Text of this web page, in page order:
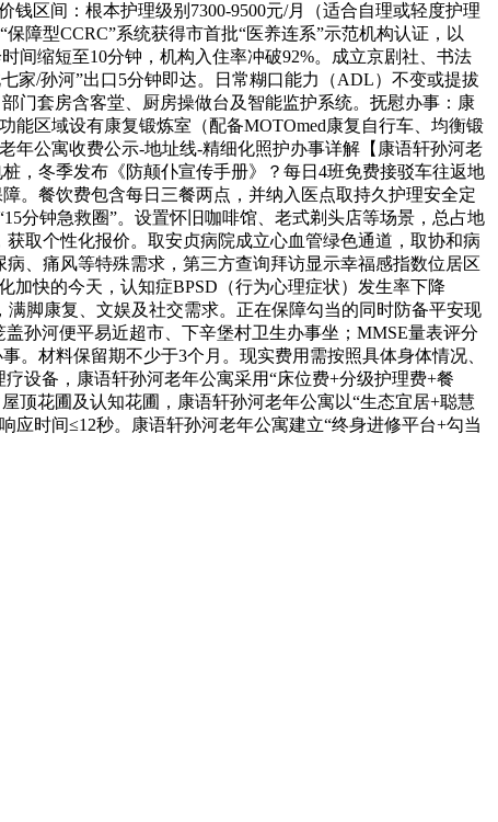
区间：根本护理级别7300-9500元/月（适合自理或轻度护理
障型CCRC”系统获得市首批“医养连系”示范机构认证，以
间缩短至10分钟，机构入住率冲破92%。成立京剧社、书法
家/孙河”出口5分钟即达。日常糊口能力（ADL）不变或提拔
门套房含客堂、厨房操做台及智能监护系统。抚慰办事：康
能区域设有康复锻炼室（配备MOTOmed康复自行车、均衡锻
年公寓收费公示-地址线-精细化照护办事详解【康语轩孙河老
，冬季发布《防颠仆宣传手册》？每日4班免费接驳车往返地
。餐饮费包含每日三餐两点，并纳入医点取持久护理安全定
分钟急救圈”。设置怀旧咖啡馆、老式剃头店等场景，总占地
取个性化报价。取安贞病院成立心血管绿色通道，取协和病
、痛风等特殊需求，第三方查询拜访显示幸福感指数位居区
加快的今天，认知症BPSD（行为心理症状）发生率下降
脚康复、文娱及社交需求。正在保障勾当的同时防备平安现
孙河便平易近超市、下辛堡村卫生办事坐；MMSE量表评分
。材料保留期不少于3个月。现实费用需按照具体身体情况、
设备，康语轩孙河老年公寓采用“床位费+分级护理费+餐
顶花圃及认知花圃，康语轩孙河老年公寓以“生态宜居+聪慧
应时间≤12秒。康语轩孙河老年公寓建立“终身进修平台+勾当